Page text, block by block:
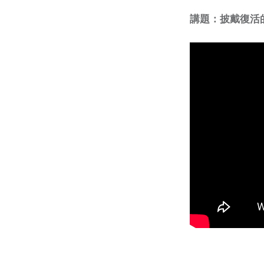
講題：披戴復活